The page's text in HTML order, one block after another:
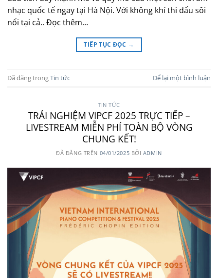
nhạc quốc tế ngay tại Hà Nội. Với không khí thi đấu sôi
nổi tại cả.. Đọc thêm…
TIẾP TỤC ĐỌC →
Đã đăng trongTin tức Để lại một bình luận
TIN TỨC
TRẢI NGHIỆM VIPCF 2025 TRỰC TIẾP –
LIVESTREAM MIỄN PHÍ TOÀN BỘ VÒNG
CHUNG KẾT!
ĐÃ ĐĂNG TRÊN 04/01/2025 BỞI ADMIN